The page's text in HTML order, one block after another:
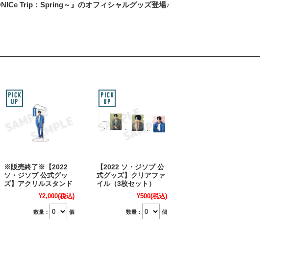
Trip：Spring～』のオフィシャルグッズ登場♪
※販売終了※【2022
ソ・ジソブ 公式グッ
ズ】アクリルスタンド
¥2,000(税込)
数量： 個
【2022 ソ・ジソブ 公
式グッズ】クリアファ
イル（3枚セット）
¥500(税込)
数量： 個